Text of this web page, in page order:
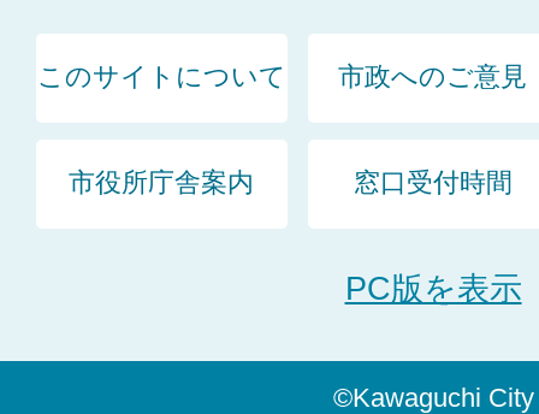
このサイトについて 市政へのご意見
市役所庁舎案内 窓口受付時間
PC版を表示
©Kawaguchi City